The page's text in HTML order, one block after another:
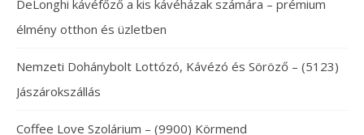
DeLonghi kávéfőző a kis kávéházak számára – prémium
élmény otthon és üzletben
Nemzeti Dohánybolt Lottózó, Kávézó és Söröző – (5123)
Jászárokszállás
Coffee Love Szolárium – (9900) Körmend